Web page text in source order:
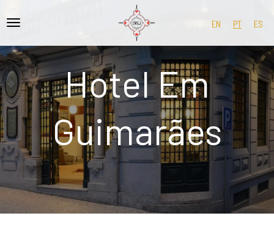
EN PT ES
Hotel Em
Guimarães